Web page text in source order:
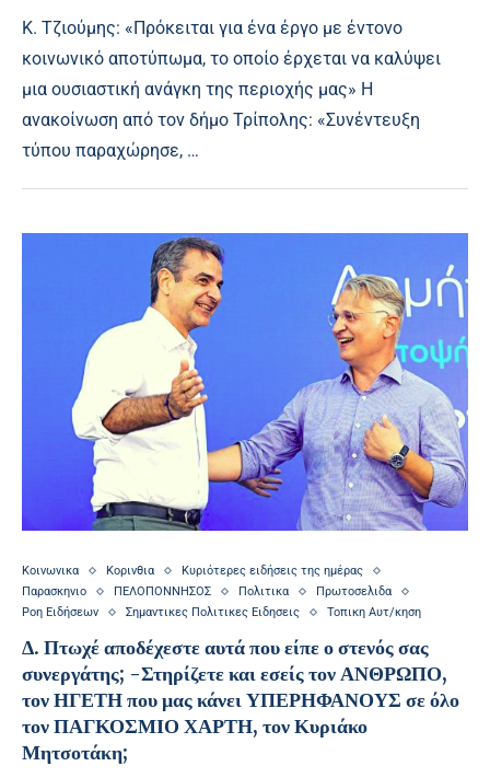
Κ. Τζιούμης: «Πρόκειται για ένα έργο με έντονο
κοινωνικό αποτύπωμα, το οποίο έρχεται να καλύψει
μια ουσιαστική ανάγκη της περιοχής μας» Η
ανακοίνωση από τον δήμο Τρίπολης: «Συνέντευξη
τύπου παραχώρησε, …
Κοινωνικα Κορινθια
Κυριότερες ειδήσεις της ημέρας
Παρασκηνιο
ΠΕΛΟΠΟΝΝΗΣΟΣ Πολιτικα
Πρωτοσελιδα
Ροη Ειδήσεων
Σημαντικες Πολιτικες Ειδησεις Τοπικη Αυτ/κηση
Δ. Πτωχέ αποδέχεστε αυτά που είπε ο στενός σας
συνεργάτης; -Στηρίζετε και εσείς τον ΑΝΘΡΩΠΟ,
τον ΗΓΕΤΗ που μας κάνει ΥΠΕΡΗΦΑΝΟΥΣ σε όλο
τον ΠΑΓΚΟΣΜΙΟ ΧΑΡΤΗ, τον Κυριάκο
Μητσοτάκη;